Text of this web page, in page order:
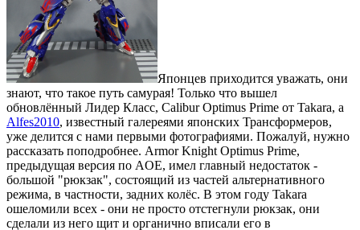
Японцев приходится уважать, они
знают, что такое путь самурая! Только что вышел
обновлённый Лидер Класс, Calibur Optimus Prime от Takara, а
Alfes2010, известный галереями японских Трансформеров,
уже делится с нами первыми фотографиями. Пожалуй, нужно
рассказать поподробнее. Armor Knight Optimus Prime,
предыдущая версия по AOE, имел главный недостаток -
большой "рюкзак", состоящий из частей альтернативного
режима, в частности, задних колёс. В этом году Takara
ошеломили всех - они не просто отстегнули рюкзак, они
сделали из него щит и органично вписали его в